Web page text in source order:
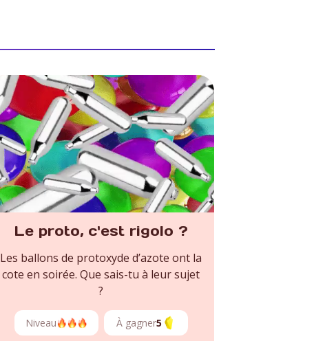
Le proto, c'est rigolo ?
Les ballons de protoxyde d’azote ont la
cote en soirée. Que sais-tu à leur sujet
?
Niveau À gagner5